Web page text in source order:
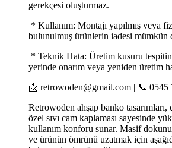
gerekçesi oluşturmaz.
* Kullanım: Montajı yapılmış veya
bulunulmuş ürünlerin iadesi mümkün
* Teknik Hata: Üretim kusuru
yerinde onarım veya yeniden üretim
📩 retrowoden@gmail.com | 📞 0545
Retrowoden ahşap banko tasarımları,
özel sıvı cam kaplaması sayesinde
kullanım konforu sunar. Masif
ve ürünün ömrünü uzatmak için